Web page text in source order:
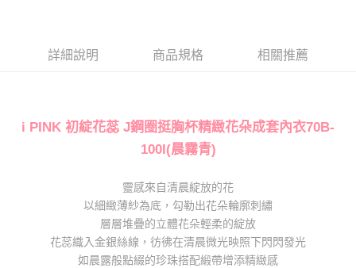
※ 請注意：結帳手續完成當下不需立刻繳費，但若您需要取消訂單，請聯絡
客戶支援中心」https://netprotections.freshdesk.com/support/home
易，需依本服務之必要範圍內提供個人資料，並將交易相關給付款項請求債
權轉讓予恩沛科技股份有限公司。
２．關於個人資料處理事宜，請瀏覽以下網址：
https://aftee.tw/terms/#terms3
３．未成年的使用者請事先徵得法定代理人或監護人之同意方可使用
「AFTEE先享後付」，若未經同意申辦者引起之損失，本公司不負相關責
每筆NT$80，滿NT$1,000(含以上)免運費
每筆NT$100，滿NT$1,000(含以上)免運費
海外配送 查看運費
詳細說明 商品規格 相關推薦
i PINK 初綻花蕊 J鋼圈挺胸杯精緻花朵成套內衣70B-
100I(晨霧青)
靈感來自清晨綻放的花
以細緻薄紗為底，勾勒出花朵輪廓刺繡
層層堆疊的立體花朵輕柔的綻放
花蕊織入金銀絲線，彷彿在清晨微光映照下閃閃發光
如晨露般點綴的珍珠搭配緞帶增添精緻感